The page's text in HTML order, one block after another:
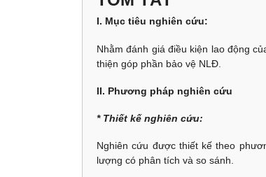
I. Mục tiêu nghiên cứu:
Nhằm đánh giá điều kiện lao động
thiện góp phần bảo vệ NLĐ.
II. Phương pháp nghiên cứu
* Thiết kế nghiên cứu:
Nghiên cứu được thiết kế theo
lượng có phân tích và so sánh.